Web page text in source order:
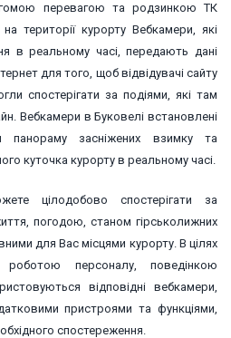
перевагою та родзинкою ТК
території курорту Вебкамери, які
в реальному часі, передають дані
для того, щоб відвідувачі сайту
спостерігати за подіями, які там
Вебкамери в Буковелі встановлені
засніжених взимку та
куточка курорту в реальному часі.
цілодобово спостерігати за
погодою, станом гірськолижних
для Вас місцями курорту. В цілях
персоналу, поведінкою
відповідні вебкамери,
пристроями та функціями,
спостереження.